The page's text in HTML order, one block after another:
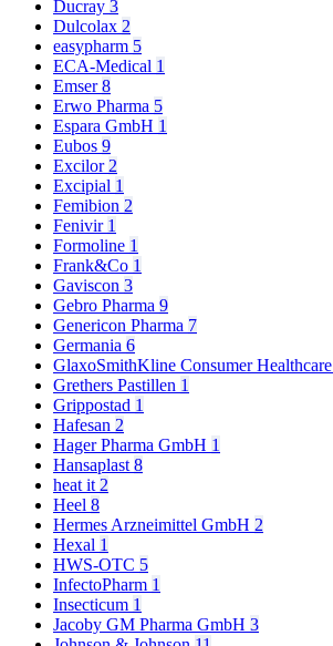
Ducray 3
Dulcolax 2
easypharm 5
ECA-Medical 1
Emser8
Erwo Pharma 5
Espara GmbH 1
Eubos 9
Excilor2
Excipial 1
Femibion 2
Fenivir 1
Formoline 1
Frank&Co 1
Gaviscon 3
Gebro Pharma 9
Genericon Pharma 7
Germania 6
GlaxoSmithKline Consumer Healthcare
Grethers Pastillen 1
Grippostad 1
Hafesan 2
Hager Pharma GmbH 1
Hansaplast8
heat it2
Heel 8
Hermes Arzneimittel GmbH 2
Hexal 1
HWS-OTC 5
InfectoPharm 1
Insecticum 1
Jacoby GM Pharma GmbH 3